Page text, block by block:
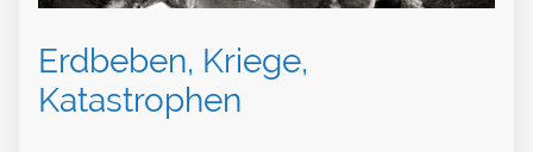
Erdbeben, Kriege,
Katastrophen